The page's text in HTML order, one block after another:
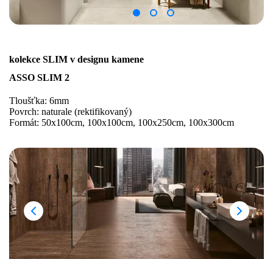
kolekce SLIM v designu kamene
ASSO SLIM 2
Tloušťka: 6mm
Povrch: naturale (rektifikovaný)
Formát: 50x100cm, 100x100cm, 100x250cm, 100x300cm